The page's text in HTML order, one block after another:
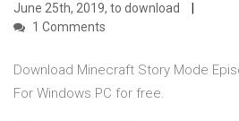
June 25th, 2019, to download
1 Comments
Download Minecraft Story Mode
For Windows PC for free.